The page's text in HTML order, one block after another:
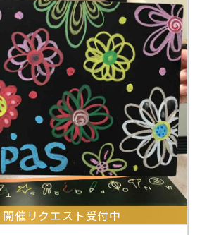
開催リクエスト受付中